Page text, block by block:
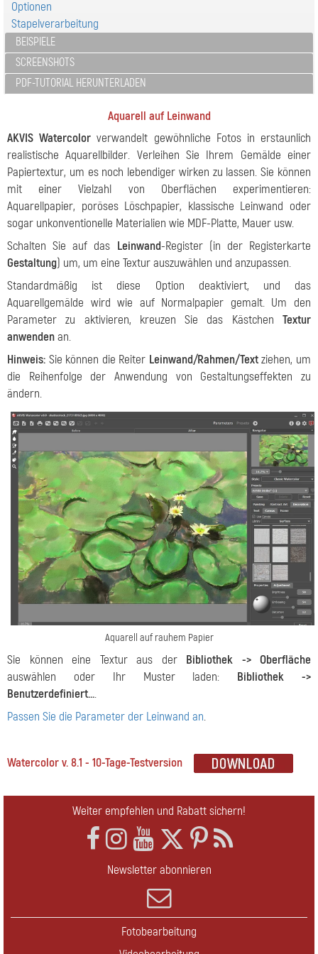
Optionen
Stapelverarbeitung
BEISPIELE
SCREENSHOTS
PDF-TUTORIAL HERUNTERLADEN
Aquarell auf Leinwand
AKVIS Watercolor verwandelt gewöhnliche Fotos in erstaunlich
realistische Aquarellbilder. Verleihen Sie Ihrem Gemälde einer
Papiertextur, um es noch lebendiger wirken zu lassen. Sie können
mit einer Vielzahl von Oberflächen experimentieren:
Aquarellpapier, poröses Löschpapier, klassische Leinwand oder
sogar unkonventionelle Materialien wie MDF-Platte, Mauer usw.
Schalten Sie auf das Leinwand-Register (in der Registerkarte
Gestaltung) um, um eine Textur auszuwählen und anzupassen.
Standardmäßig ist diese Option deaktiviert, und das
Aquarellgemälde wird wie auf Normalpapier gemalt. Um den
Parameter zu aktivieren, kreuzen Sie das Kästchen Textur
anwendenan.
Hinweis: Sie können die Reiter Leinwand/Rahmen/Textziehen, um
die Reihenfolge der Anwendung von Gestaltungseffekten zu
ändern.
Aquarell auf rauhem Papier
Sie können eine Textur aus der Bibliothek -> Oberfläche
auswählen oder Ihr Muster laden: Bibliothek ->
Benutzerdefiniert….
Passen Sie die Parameter der Leinwand an.
Watercolor v. 8.1 - 10-Tage-Testversion
Weiter empfehlen und Rabatt sichern!
Newsletter abonnieren
Fotobearbeitung